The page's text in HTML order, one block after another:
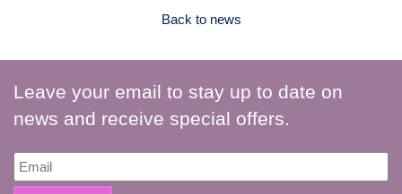
Back to news
Leave your email to stay up to date on
news and receive special offers.